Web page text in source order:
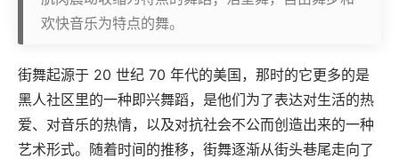
欢快音乐为特点的舞。
街舞起源于 20 世纪 70 年代的美国，那时的它更多的是
黑人社区里的一种即兴舞蹈，是他们为了表达对生活的热
爱、对音乐的热情，以及对抗社会不公而创造出来的一种
艺术形式。随着时间的推移，街舞逐渐从街头巷尾走向了